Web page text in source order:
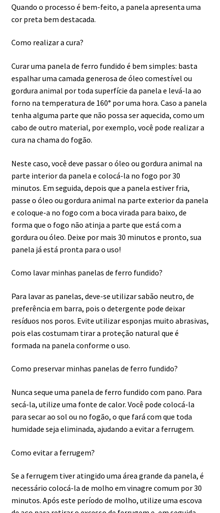
Quando o processo é bem-feito, a panela apresenta uma
cor preta bem destacada.
Como realizar a cura?
Curar uma panela de ferro fundido é bem simples: basta
espalhar uma camada generosa de óleo comestível ou
gordura animal por toda superfície da panela e levá-la ao
forno na temperatura de 160° por uma hora. Caso a panela
tenha alguma parte que não possa ser aquecida, como um
cabo de outro material, por exemplo, você pode realizar a
cura na chama do fogão.
Neste caso, você deve passar o óleo ou gordura animal na
parte interior da panela e colocá-la no fogo por 30
minutos. Em seguida, depois que a panela estiver fria,
passe o óleo ou gordura animal na parte exterior da panela
e coloque-a no fogo com a boca virada para baixo, de
forma que o fogo não atinja a parte que está com a
gordura ou óleo. Deixe por mais 30 minutos e pronto, sua
panela já está pronta para o uso!
Como lavar minhas panelas de ferro fundido?
Para lavar as panelas, deve-se utilizar sabão neutro, de
preferência em barra, pois o detergente pode deixar
resíduos nos poros. Evite utilizar esponjas muito abrasivas,
pois elas costumam tirar a proteção natural que é
formada na panela conforme o uso.
Como preservar minhas panelas de ferro fundido?
Nunca seque uma panela de ferro fundido com pano. Para
secá-la, utilize uma fonte de calor. Você pode colocá-la
para secar ao sol ou no fogão, o que fará com que toda
humidade seja eliminada, ajudando a evitar a ferrugem.
Como evitar a ferrugem?
Se a ferrugem tiver atingido uma área grande da panela, é
necessário colocá-la de molho em vinagre comum por 30
minutos. Após este período de molho, utilize uma escova